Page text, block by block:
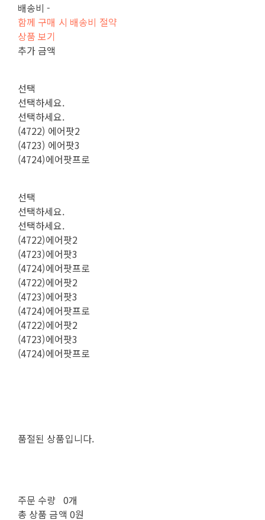
배송비-
함께 구매 시 배송비 절약
상품 보기
추가 금액
선택
선택하세요.
선택하세요.
(4722) 에어팟2
(4723) 에어팟3
(4724)에어팟프로
선택
선택하세요.
선택하세요.
(4722)에어팟2
(4723)에어팟3
(4724)에어팟프로
(4722)에어팟2
(4723)에어팟3
(4724)에어팟프로
(4722)에어팟2
(4723)에어팟3
(4724)에어팟프로
품절된 상품입니다.
주문 수량 0개
총 상품 금액 0원